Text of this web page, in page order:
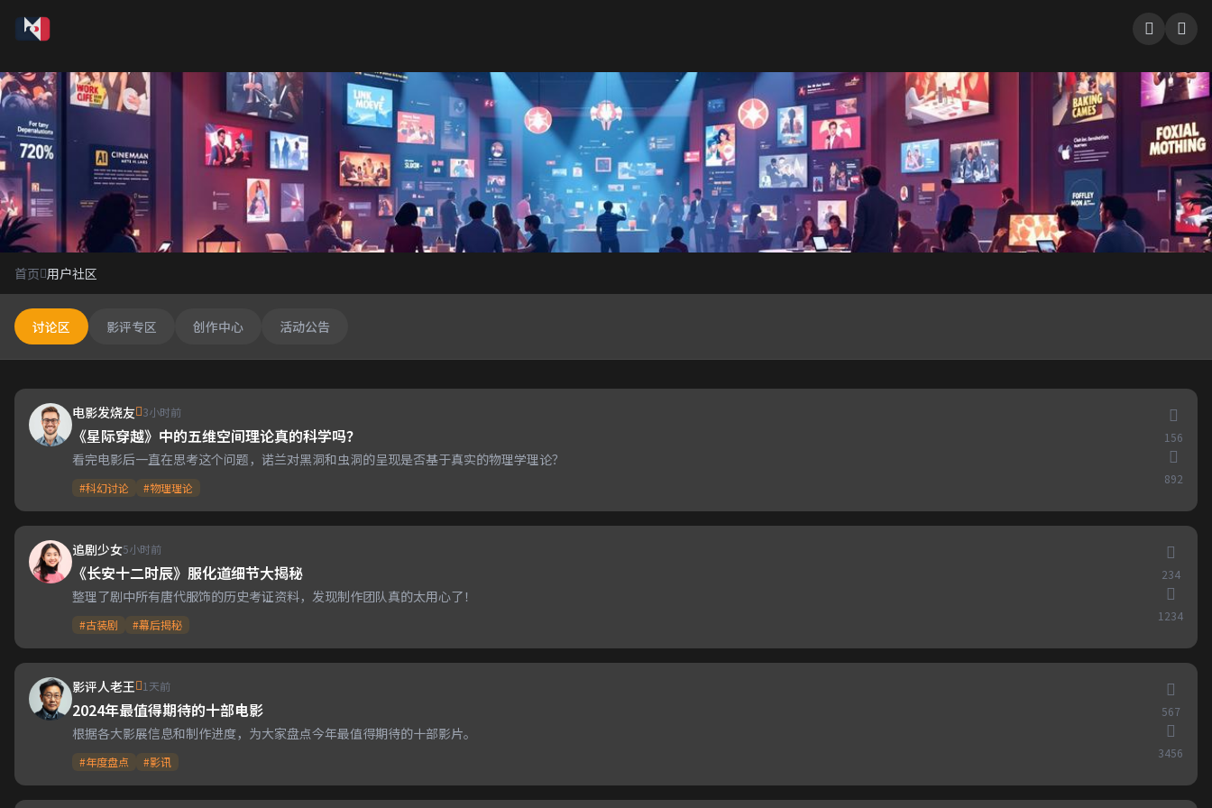
用户社区
与志同道合的影迷一起交流分享
首页 用户社区
讨论区 影评专区 创作中心 活动公告
电影发烧友 3小时前
《星际穿越》中的五维空间理论真的科学吗？
看完电影后一直在思考这个问题，诺兰对黑洞和虫洞的呈现是否基于真实的物理学理论？
#科幻讨论 #物理理论
156
892
追剧少女5小时前
《长安十二时辰》服化道细节大揭秘
整理了剧中所有唐代服饰的历史考证资料，发现制作团队真的太用心了！
#古装剧 #幕后揭秘
234
1234
影评人老王 1天前
2024年最值得期待的十部电影
根据各大影展信息和制作进度，为大家盘点今年最值得期待的十部影片。
#年度盘点 #影讯
567
3456